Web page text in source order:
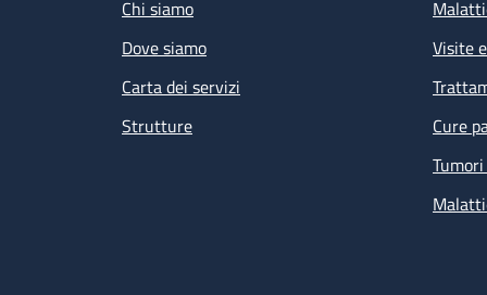
Chi siamo
Dove siamo
Carta dei servizi
Strutture
Visite
Cure